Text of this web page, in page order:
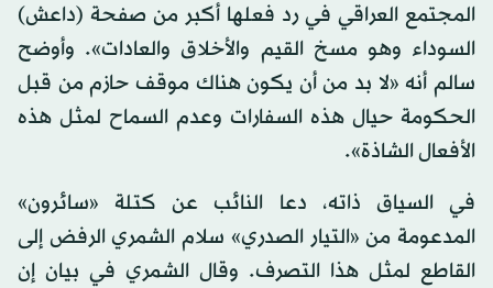
المجتمع العراقي في رد فعلها أكبر من صفحة (داعش)
السوداء وهو مسخ القيم والأخلاق والعادات». وأوضح
سالم أنه «لا بد من أن يكون هناك موقف حازم من قبل
الحكومة حيال هذه السفارات وعدم السماح لمثل هذه
الأفعال الشاذة».
في السياق ذاته، دعا النائب عن كتلة «سائرون»
المدعومة من «التيار الصدري» سلام الشمري الرفض إلى
القاطع لمثل هذا التصرف. وقال الشمري في بيان إن